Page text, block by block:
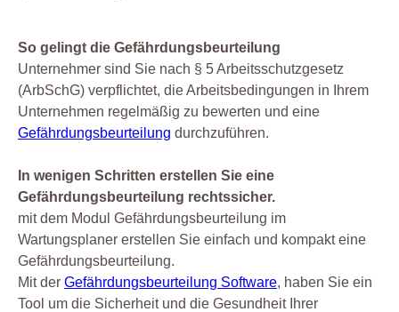
So gelingt die Gefährdungsbeurteilung
Unternehmer sind Sie nach § 5 Arbeitsschutzgesetz
(ArbSchG) verpflichtet, die Arbeitsbedingungen in Ihrem
Unternehmen regelmäßig zu bewerten und eine
Gefährdungsbeurteilung durchzuführen.
In wenigen Schritten erstellen Sie eine
Gefährdungsbeurteilung rechtssicher.
mit dem Modul Gefährdungsbeurteilung im
Wartungsplaner erstellen Sie einfach und kompakt eine
Gefährdungsbeurteilung.
Mit der Gefährdungsbeurteilung Software, haben Sie ein
Tool um die Sicherheit und die Gesundheit Ihrer